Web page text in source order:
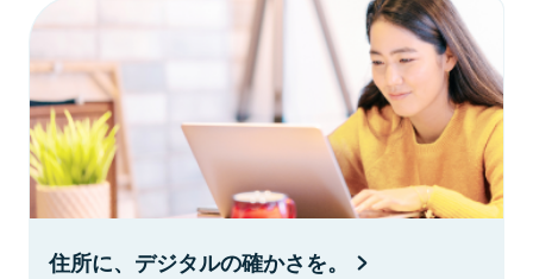
住所に、デジタルの確かさを。